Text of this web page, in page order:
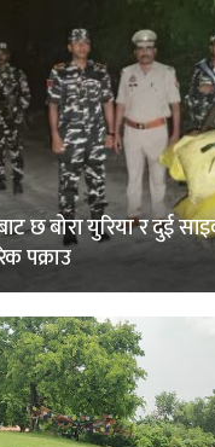
छ बोरा युरिया र दुई
पक्राउ